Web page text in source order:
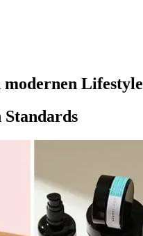
Lifestyle
Standards